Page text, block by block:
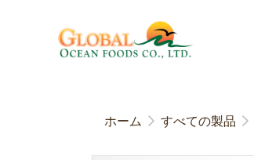
ホーム すべての製品